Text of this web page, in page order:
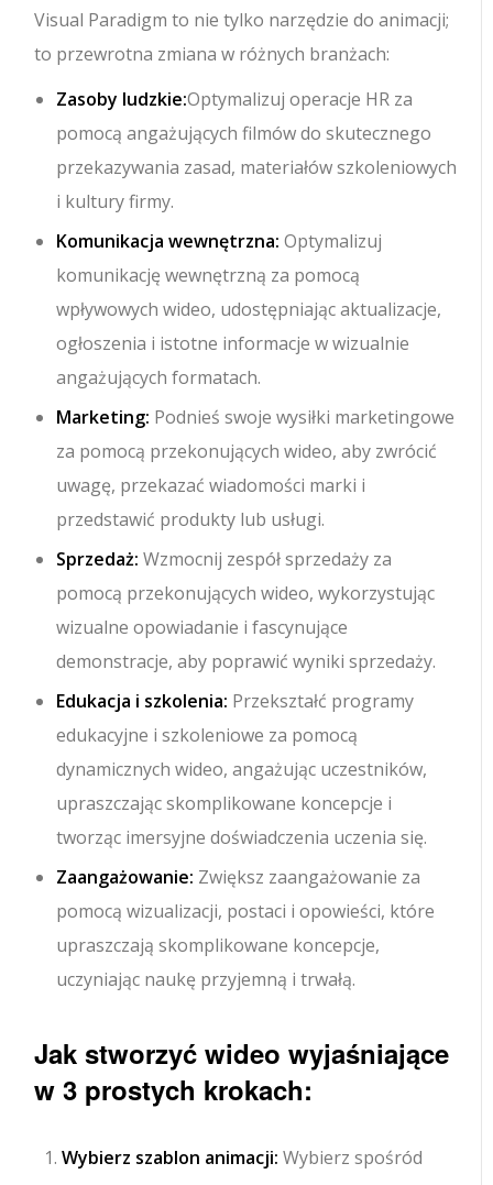
Visual Paradigm to nie tylko narzędzie do animacji;
to przewrotna zmiana w różnych branżach:
Zasoby ludzkie:Optymalizuj operacje HR za
pomocą angażujących filmów do skutecznego
przekazywania zasad, materiałów szkoleniowych
i kultury firmy.
Komunikacja wewnętrzna: Optymalizuj
komunikację wewnętrzną za pomocą
wpływowych wideo, udostępniając aktualizacje,
ogłoszenia i istotne informacje w wizualnie
angażujących formatach.
Marketing: Podnieś swoje wysiłki marketingowe
za pomocą przekonujących wideo, aby zwrócić
uwagę, przekazać wiadomości marki i
przedstawić produkty lub usługi.
Sprzedaż: Wzmocnij zespół sprzedaży za
pomocą przekonujących wideo, wykorzystując
wizualne opowiadanie i fascynujące
demonstracje, aby poprawić wyniki sprzedaży.
Edukacja i szkolenia: Przekształć programy
edukacyjne i szkoleniowe za pomocą
dynamicznych wideo, angażując uczestników,
upraszczając skomplikowane koncepcje i
tworząc imersyjne doświadczenia uczenia się.
Zaangażowanie: Zwiększ zaangażowanie za
pomocą wizualizacji, postaci i opowieści, które
upraszczają skomplikowane koncepcje,
uczyniając naukę przyjemną i trwałą.
Jak stworzyć wideo wyjaśniające
w 3 prostych krokach:
Wybierz szablon animacji: Wybierz spośród